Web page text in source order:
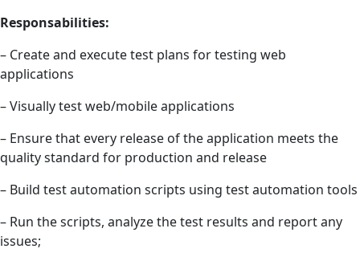
Responsabilities:
– Create and execute test plans for testing web
applications
– Visually test web/mobile applications
– Ensure that every release of the application meets the
quality standard for production and release
– Build test automation scripts using test automation tools
– Run the scripts, analyze the test results and report any
issues;